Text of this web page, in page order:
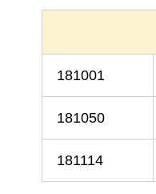
181001
181050
181114